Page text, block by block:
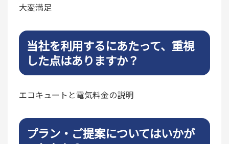
大変満足
当社を利用するにあたって、重視
した点はありますか？
エコキュートと電気料金の説明
プラン・ご提案についてはいかが